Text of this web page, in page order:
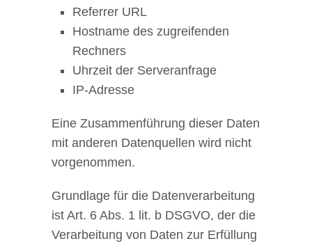
Referrer URL
Hostname des zugreifenden
Rechners
Uhrzeit der Serveranfrage
IP-Adresse
Eine Zusammenführung dieser Daten
mit anderen Datenquellen wird nicht
vorgenommen.
Grundlage für die Datenverarbeitung
ist Art. 6 Abs. 1 lit. b DSGVO, der die
Verarbeitung von Daten zur Erfüllung